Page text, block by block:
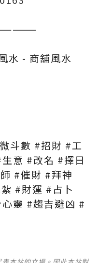
水 - 商舖風水
斗數 #招財 #工
意 #改名 #擇日
#催財 #拜神
#財運 #占卜
靈 #趨吉避凶 #